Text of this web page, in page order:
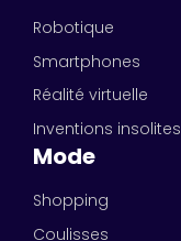
Robotique
Smartphones
Réalité virtuelle
Inventions insolites
Mode
Shopping
Coulisses